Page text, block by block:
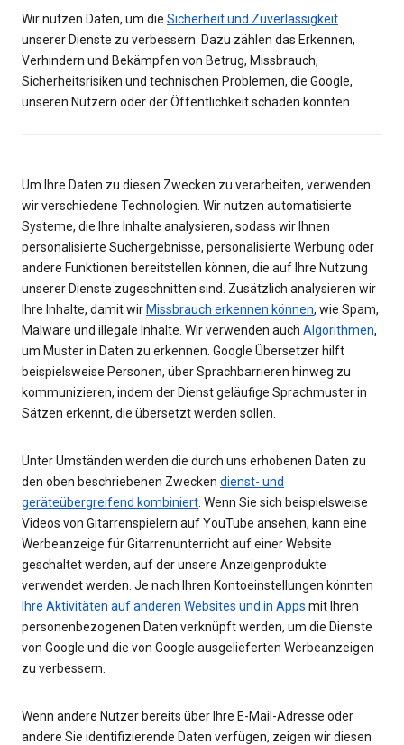
Wir nutzen Daten, um die Sicherheit und Zuverlässigkeit
unserer Dienste zu verbessern. Dazu zählen das Erkennen,
Verhindern und Bekämpfen von Betrug, Missbrauch,
Sicherheitsrisiken und technischen Problemen, die Google,
unseren Nutzern oder der Öffentlichkeit schaden könnten.
Um Ihre Daten zu diesen Zwecken zu verarbeiten, verwenden
wir verschiedene Technologien. Wir nutzen automatisierte
Systeme, die Ihre Inhalte analysieren, sodass wir Ihnen
personalisierte Suchergebnisse, personalisierte Werbung oder
andere Funktionen bereitstellen können, die auf Ihre Nutzung
unserer Dienste zugeschnitten sind. Zusätzlich analysieren wir
Ihre Inhalte, damit wir Missbrauch erkennen können, wie Spam,
Malware und illegale Inhalte. Wir verwenden auch Algorithmen,
um Muster in Daten zu erkennen. Google Übersetzer hilft
beispielsweise Personen, über Sprachbarrieren hinweg zu
kommunizieren, indem der Dienst geläufige Sprachmuster in
Sätzen erkennt, die übersetzt werden sollen.
Unter Umständen werden die durch uns erhobenen Daten zu
den oben beschriebenen Zwecken dienst- und
geräteübergreifend kombiniert . Wenn Sie sich beispielsweise
Videos von Gitarrenspielern auf YouTube ansehen, kann eine
Werbeanzeige für Gitarrenunterricht auf einer Website
geschaltet werden, auf der unsere Anzeigenprodukte
verwendet werden. Je nach Ihren Kontoeinstellungen könnten
Ihre Aktivitäten auf anderen Websites und in Apps mit Ihren
personenbezogenen Daten verknüpft werden, um die Dienste
von Google und die von Google ausgelieferten Werbeanzeigen
zu verbessern.
Wenn andere Nutzer bereits über Ihre E-Mail-Adresse oder
andere Sie identifizierende Daten verfügen, zeigen wir diesen